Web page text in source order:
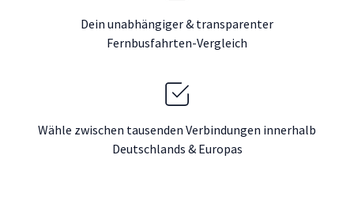
Dein unabhängiger & transparenter
Fernbusfahrten-Vergleich
Wähle zwischen tausenden Verbindungen innerhalb
Deutschlands & Europas